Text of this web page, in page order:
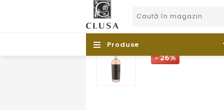
Produse
- 26%